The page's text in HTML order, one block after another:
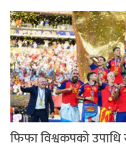
फिफा विश्वकपको